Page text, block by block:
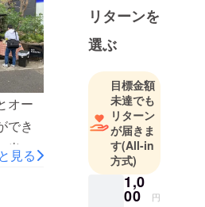
送も
しず
うに
態
りは
くな
っ
目標
ま
オー
でき
当
ク
見る
リターンを
選ぶ
目標金額
未達でも
リターン
が届きま
す(All-in
方式)
1,0
00 円